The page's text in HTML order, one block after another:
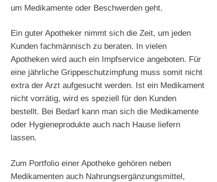
um Medikamente oder Beschwerden geht.
Ein guter Apotheker nimmt sich die Zeit, um jeden
Kunden fachmännisch zu beraten. In vielen
Apotheken wird auch ein Impfservice angeboten. Für
eine jährliche Grippeschutzimpfung muss somit nicht
extra der Arzt aufgesucht werden. Ist ein Medikament
nicht vorrätig, wird es speziell für den Kunden
bestellt. Bei Bedarf kann man sich die Medikamente
oder Hygieneprodukte auch nach Hause liefern
lassen.
Zum Portfolio einer Apotheke gehören neben
Medikamenten auch Nahrungsergänzungsmittel,